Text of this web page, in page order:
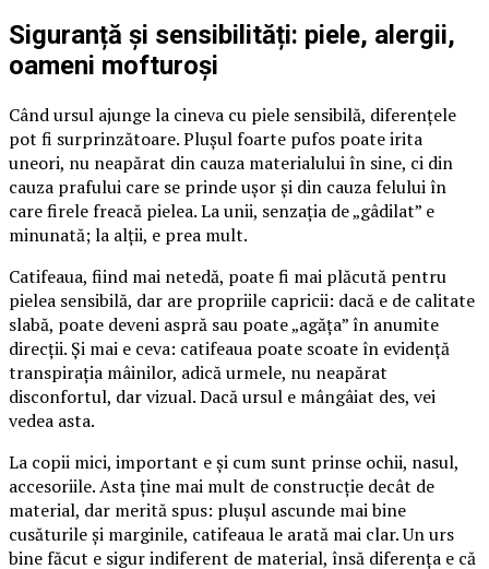
Siguranță și sensibilități: piele, alergii,
oameni mofturoși
Când ursul ajunge la cineva cu piele sensibilă, diferențele
pot fi surprinzătoare. Plușul foarte pufos poate irita
uneori, nu neapărat din cauza materialului în sine, ci din
cauza prafului care se prinde ușor și din cauza felului în
care firele freacă pielea. La unii, senzația de „gâdilat” e
minunată; la alții, e prea mult.
Catifeaua, fiind mai netedă, poate fi mai plăcută pentru
pielea sensibilă, dar are propriile capricii: dacă e de calitate
slabă, poate deveni aspră sau poate „agăța” în anumite
direcții. Și mai e ceva: catifeaua poate scoate în evidență
transpirația mâinilor, adică urmele, nu neapărat
disconfortul, dar vizual. Dacă ursul e mângâiat des, vei
vedea asta.
La copii mici, important e și cum sunt prinse ochii, nasul,
accesoriile. Asta ține mai mult de construcție decât de
material, dar merită spus: plușul ascunde mai bine
cusăturile și marginile, catifeaua le arată mai clar. Un urs
bine făcut e sigur indiferent de material, însă diferența e că